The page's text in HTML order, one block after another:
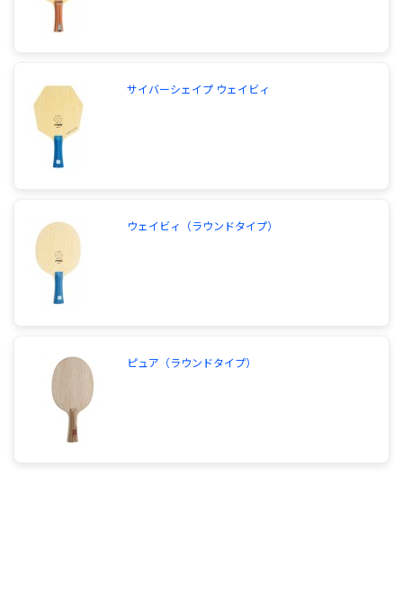
サイバーシェイプ ウェイビィ
ウェイビィ（ラウンドタイプ）
ピュア（ラウンドタイプ）